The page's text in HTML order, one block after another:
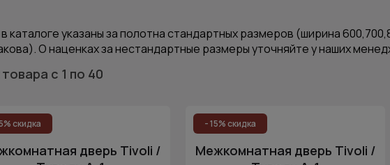
каталоге указаны за полотна стандартных размеров (ширина
О наценках за нестандартные размеры уточняйте у наших
товара с 1 по 40
скидка
дверь Tivoli /
- 15% скидка
Межкомнатная дверь Tivoli /